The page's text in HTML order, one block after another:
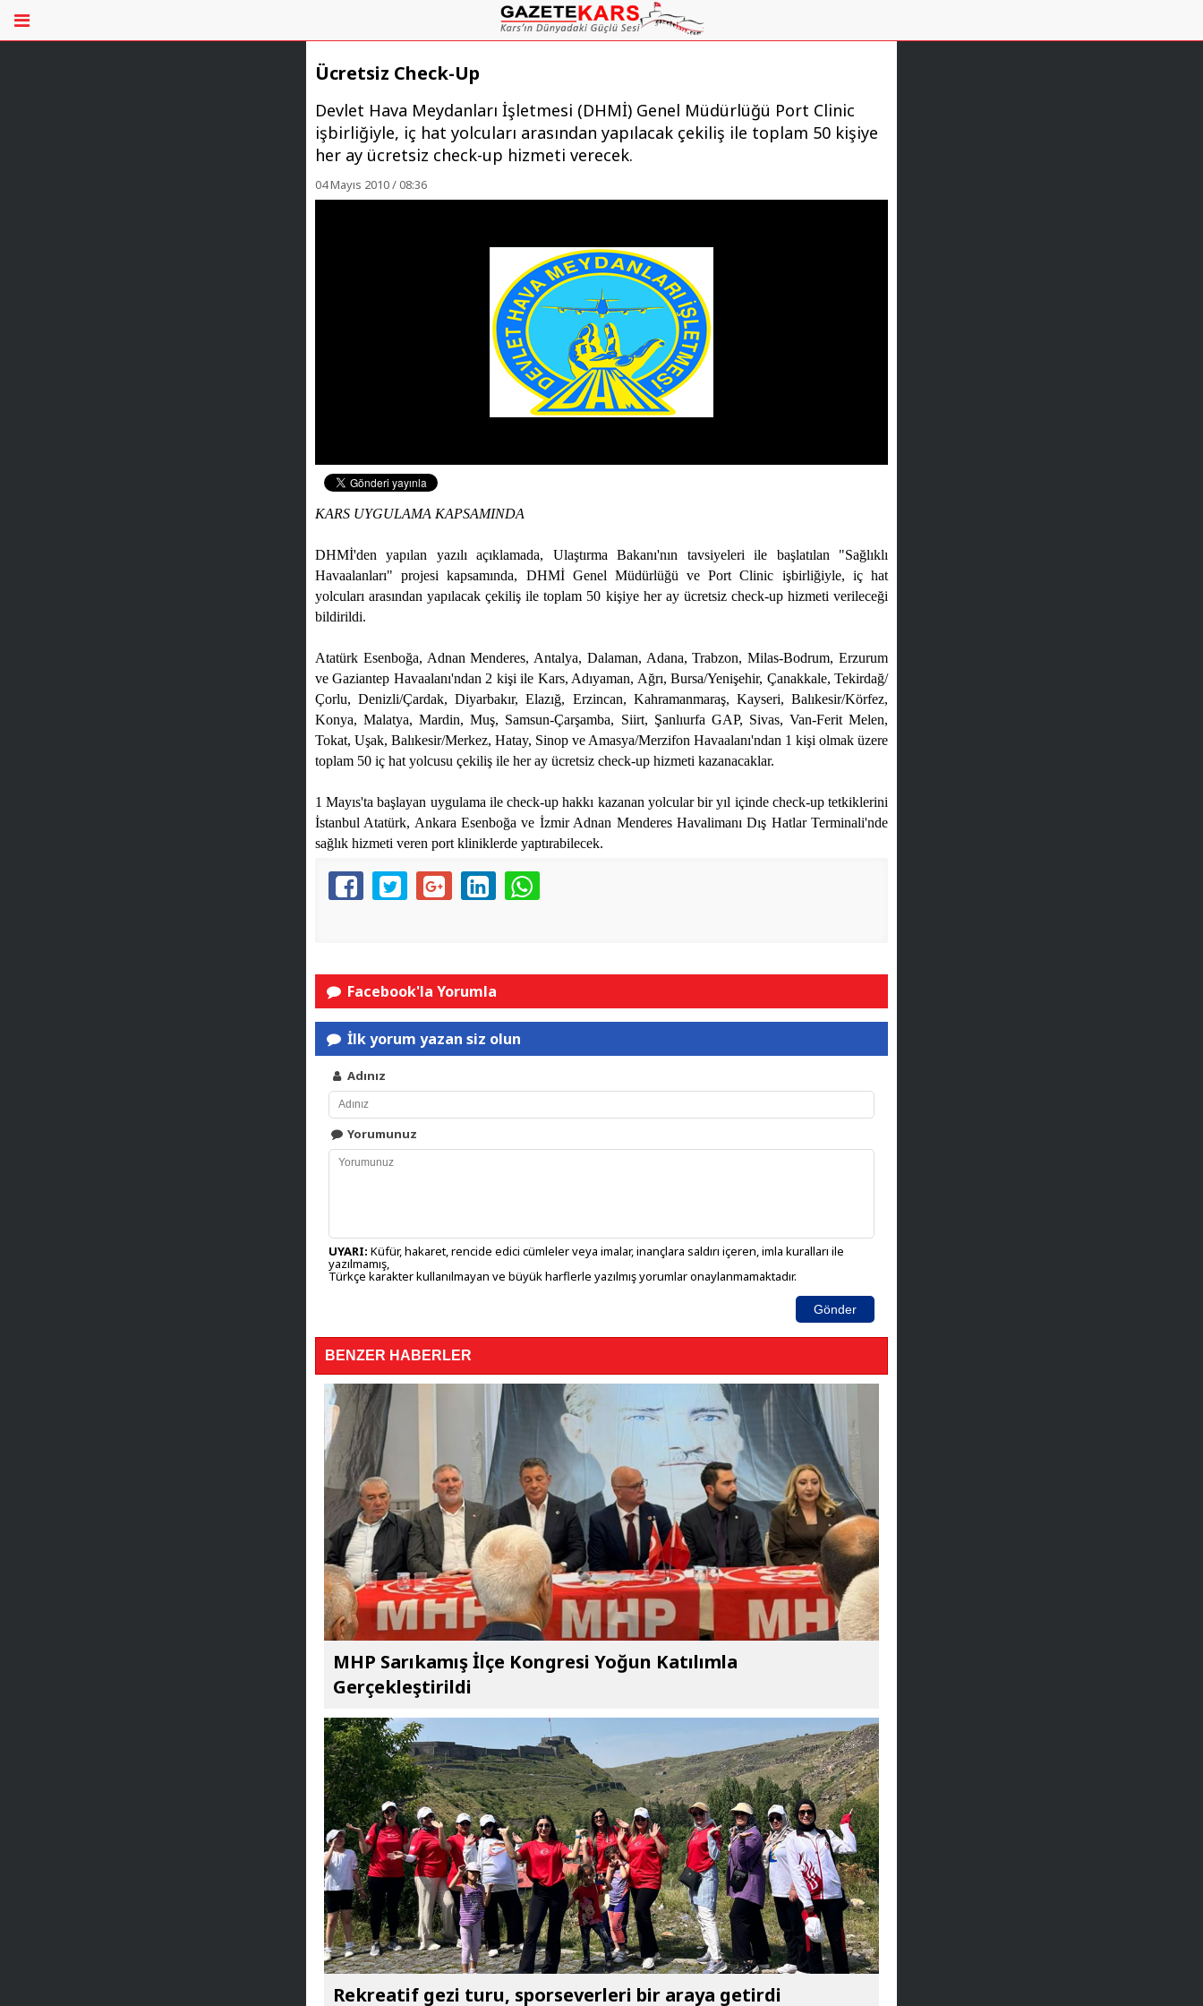
Ücretsiz Check-Up
Devlet Hava Meydanları İşletmesi (DHMİ) Genel Müdürlüğü Port Clinic
işbirliğiyle, iç hat yolcuları arasından yapılacak çekiliş ile toplam 50 kişiye
her ay ücretsiz check-up hizmeti verecek.
04 Mayıs 2010 / 08:36
KARS UYGULAMA KAPSAMINDA
DHMİ'den yapılan yazılı açıklamada, Ulaştırma Bakanı'nın tavsiyeleri ile başlatılan "Sağlıklı
Havaalanları" projesi kapsamında, DHMİ Genel Müdürlüğü ve Port Clinic işbirliğiyle, iç hat
yolcuları arasından yapılacak çekiliş ile toplam 50 kişiye her ay ücretsiz check-up hizmeti verileceği
bildirildi.
Atatürk Esenboğa, Adnan Menderes, Antalya, Dalaman, Adana, Trabzon, Milas-Bodrum, Erzurum
ve Gaziantep Havaalanı'ndan 2 kişi ile Kars, Adıyaman, Ağrı, Bursa/Yenişehir, Çanakkale, Tekirdağ/
Çorlu, Denizli/Çardak, Diyarbakır, Elazığ, Erzincan, Kahramanmaraş, Kayseri, Balıkesir/Körfez,
Konya, Malatya, Mardin, Muş, Samsun-Çarşamba, Siirt, Şanlıurfa GAP, Sivas, Van-Ferit Melen,
Tokat, Uşak, Balıkesir/Merkez, Hatay, Sinop ve Amasya/Merzifon Havaalanı'ndan 1 kişi olmak üzere
toplam 50 iç hat yolcusu çekiliş ile her ay ücretsiz check-up hizmeti kazanacaklar.
1 Mayıs'ta başlayan uygulama ile check-up hakkı kazanan yolcular bir yıl içinde check-up tetkiklerini
İstanbul Atatürk, Ankara Esenboğa ve İzmir Adnan Menderes Havalimanı Dış Hatlar Terminali'nde
sağlık hizmeti veren port kliniklerde yaptırabilecek.
Facebook'la Yorumla
İlk yorum yazan siz olun
Adınız
Yorumunuz
UYARI: Küfür, hakaret, rencide edici cümleler veya imalar, inançlara saldırı içeren, imla kuralları ile
yazılmamış,
Türkçe karakter kullanılmayan ve büyük harflerle yazılmış yorumlar onaylanmamaktadır.
Gönder
BENZER HABERLER
MHP Sarıkamış İlçe Kongresi Yoğun Katılımla
Gerçekleştirildi
Rekreatif gezi turu, sporseverleri bir araya getirdi